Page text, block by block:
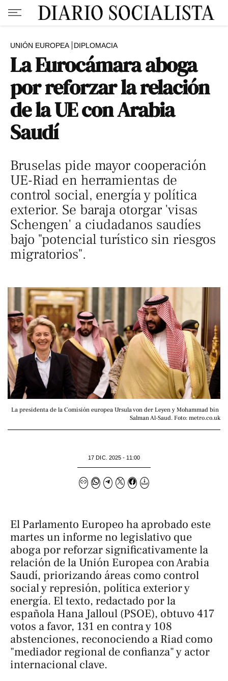
UNIÓN EUROPEA DIPLOMACIA
La Eurocámara aboga
por reforzar la relación
de la UE con Arabia
Saudí
Bruselas pide mayor cooperación
UE-Riad en herramientas de
control social, energía y política
exterior. Se baraja otorgar 'visas
Schengen' a ciudadanos saudíes
bajo "potencial turístico sin riesgos
migratorios".
La presidenta de la Comisión europea Ursula von der Leyen y Mohammad bin
Salman Al-Saud. Foto: metro.co.uk
17 DIC. 2025 - 11:00
El Parlamento Europeo ha aprobado este
martes un informe no legislativo que
aboga por reforzar significativamente la
relación de la Unión Europea con Arabia
Saudí, priorizando áreas como control
social y represión, política exterior y
energía. El texto, redactado por la
española Hana Jalloul (PSOE), obtuvo 417
votos a favor, 131 en contra y 108
abstenciones, reconociendo a Riad como
"mediador regional de confianza" y actor
internacional clave.